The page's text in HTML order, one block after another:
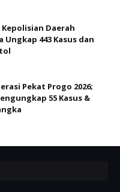
Daerah
443 Kasus dan
Pekat Progo 2026;
55 Kasus &